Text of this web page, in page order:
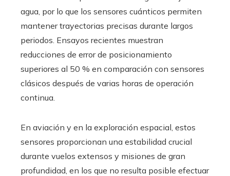
agua, por lo que los sensores cuánticos permiten
mantener trayectorias precisas durante largos
periodos. Ensayos recientes muestran
reducciones de error de posicionamiento
superiores al 50 % en comparación con sensores
clásicos después de varias horas de operación
continua.
En aviación y en la exploración espacial, estos
sensores proporcionan una estabilidad crucial
durante vuelos extensos y misiones de gran
profundidad, en los que no resulta posible efectuar